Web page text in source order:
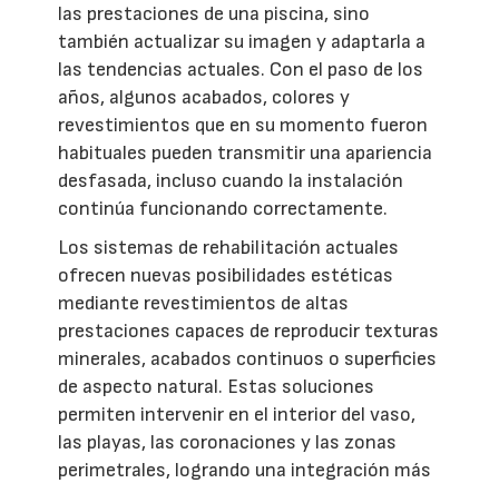
las prestaciones de una piscina, sino
también actualizar su imagen y adaptarla a
las tendencias actuales. Con el paso de los
años, algunos acabados, colores y
revestimientos que en su momento fueron
habituales pueden transmitir una apariencia
desfasada, incluso cuando la instalación
continúa funcionando correctamente.
Los sistemas de rehabilitación actuales
ofrecen nuevas posibilidades estéticas
mediante revestimientos de altas
prestaciones capaces de reproducir texturas
minerales, acabados continuos o superficies
de aspecto natural. Estas soluciones
permiten intervenir en el interior del vaso,
las playas, las coronaciones y las zonas
perimetrales, logrando una integración más